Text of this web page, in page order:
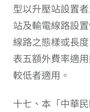
型以升壓站設置
站及輸電線路設
線路之態樣或長
表五額外費率適
較低者適用。
十七、 本「中華